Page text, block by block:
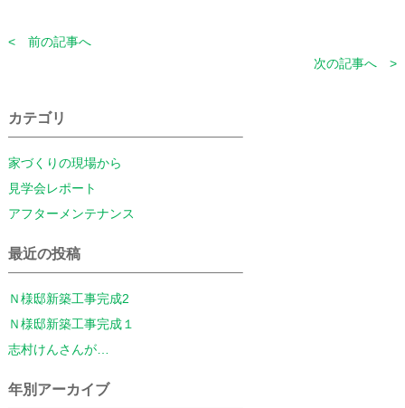
< 前の記事へ
次の記事へ >
カテゴリ
家づくりの現場から
見学会レポート
アフターメンテナンス
最近の投稿
Ｎ様邸新築工事完成2
Ｎ様邸新築工事完成１
志村けんさんが…
年別アーカイブ